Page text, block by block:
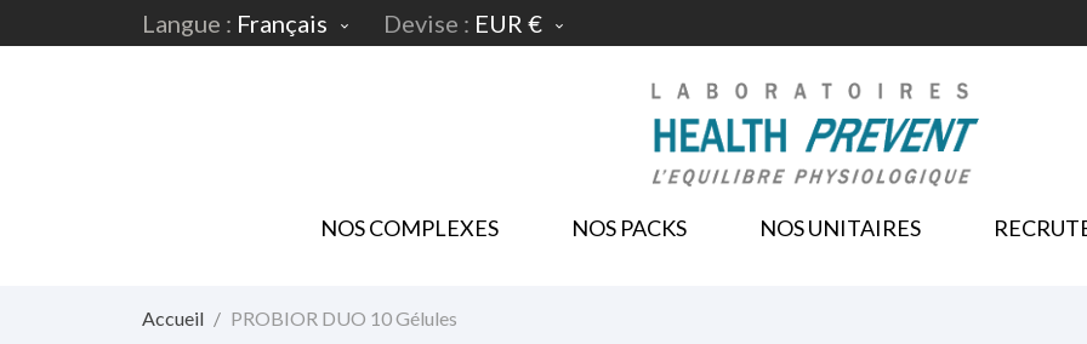
Langue : Français  Devise : EUR € 
NOS COMPLEXES NOS PACKS NOS UNITAIRES
Accueil PROBIOR DUO 10 Gélules